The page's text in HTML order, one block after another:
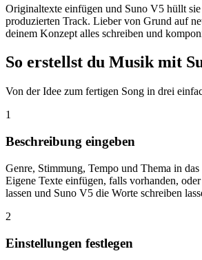
Originaltexte einfügen und Suno V5 hüllt
produzierten Track. Lieber von Grund auf
deinem Konzept alles schreiben und
So erstellst du Musik mit
Von der Idee zum fertigen Song in drei
1
Beschreibung eingeben
Genre, Stimmung, Tempo und Thema in
Eigene Texte einfügen, falls vorhanden,
lassen und Suno V5 die Worte schreiben
2
Einstellungen festlegen